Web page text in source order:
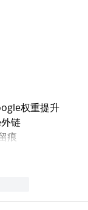
权重提升
链
痕